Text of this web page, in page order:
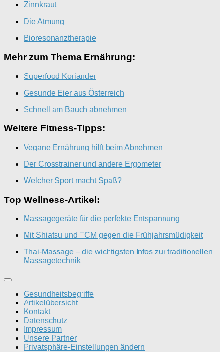
Zinnkraut
Die Atmung
Bioresonanztherapie
Mehr zum Thema Ernährung:
Superfood Koriander
Gesunde Eier aus Österreich
Schnell am Bauch abnehmen
Weitere Fitness-Tipps:
Vegane Ernährung hilft beim Abnehmen
Der Crosstrainer und andere Ergometer
Welcher Sport macht Spaß?
Top Wellness-Artikel:
Massagegeräte für die perfekte Entspannung
Mit Shiatsu und TCM gegen die Frühjahrsmüdigkeit
Thai-Massage – die wichtigsten Infos zur traditionellen
Massagetechnik
Gesundheitsbegriffe
Artikelübersicht
Kontakt
Datenschutz
Impressum
Unsere Partner
Privatsphäre-Einstellungen ändern